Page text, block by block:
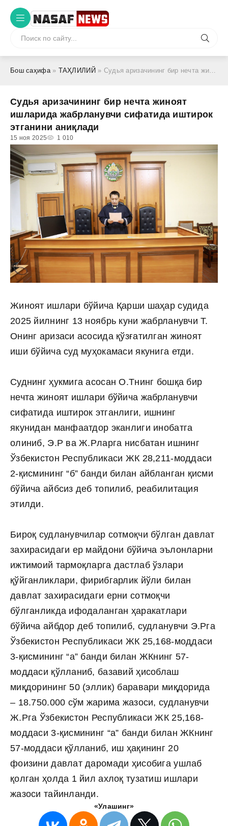
Бош саҳифа» ТАҲЛИЛИЙ » Судья аризачининг бир нечта жиноят ишларида жабрланувчи сифатида иштирок этганини аниқлади
Судья аризачининг бир нечта жиноят
ишларида жабрланувчи сифатида иштирок
этганини аниқлади
15 ноя 2025 1 010
Жиноят ишлари бўйича Қарши шаҳар судида
2025 йилнинг 13 ноябрь куни жабрланувчи Т.
Онинг аризаси асосида қўзғатилган жиноят
иши бўйича суд муҳокамаси якунига етди.
Суднинг ҳукмига асосан О.Тнинг бошқа бир
нечта жиноят ишлари бўйича жабрланувчи
сифатида иштирок этганлиги, ишнинг
якунидан манфаатдор эканлиги инобатга
олиниб, Э.Р ва Ж.Рларга нисбатан ишнинг
Ўзбекистон Республикаси ЖК 28,211-моддаси
2-қисмининг “б” банди билан айбланган қисми
бўйича айбсиз деб топилиб, реабилитация
этилди.
Бироқ судланувчилар сотмоқчи бўлган давлат
захирасидаги ер майдони бўйича эълонларни
ижтимоий тармоқларга дастлаб ўзлари
қўйганликлари, фирибгарлик йўли билан
давлат захирасидаги ерни сотмоқчи
бўлганликда ифодаланган ҳаракатлари
бўйича айбдор деб топилиб, судланувчи Э.Рга
Ўзбекистон Республикаси ЖК 25,168-моддаси
3-қисмининг “а” банди билан ЖКнинг 57-
моддаси қўлланиб, базавий ҳисоблаш
миқдорининг 50 (эллик) баравари миқдорида
– 18.750.000 сўм жарима жазоси, судланувчи
Ж.Рга Ўзбекистон Республикаси ЖК 25,168-
моддаси 3-қисмининг “а” банди билан ЖКнинг
57-моддаси қўлланиб, иш ҳақининг 20
фоизини давлат даромади ҳисобига ушлаб
қолган ҳолда 1 йил ахлоқ тузатиш ишлари
жазоси тайинланди.
«Улашинг»